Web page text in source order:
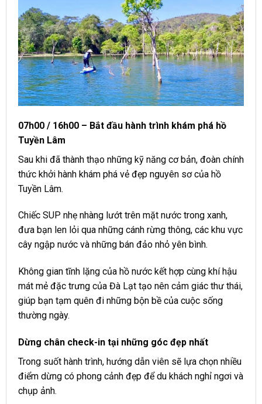
07h00 / 16h00 – Bắt đầu hành trình khám phá hồ
Tuyền Lâm
Sau khi đã thành thạo những kỹ năng cơ bản, đoàn chính
thức khởi hành khám phá vẻ đẹp nguyên sơ của hồ
Tuyền Lâm.
Chiếc SUP nhẹ nhàng lướt trên mặt nước trong xanh,
đưa bạn len lỏi qua những cánh rừng thông, các khu vực
cây ngập nước và những bán đảo nhỏ yên bình.
Không gian tĩnh lặng của hồ nước kết hợp cùng khí hậu
mát mẻ đặc trưng của Đà Lạt tạo nên cảm giác thư thái,
giúp bạn tạm quên đi những bộn bề của cuộc sống
thường ngày.
Dừng chân check-in tại những góc đẹp nhất
Trong suốt hành trình, hướng dẫn viên sẽ lựa chọn nhiều
điểm dừng có phong cảnh đẹp để du khách nghỉ ngơi và
chụp ảnh.